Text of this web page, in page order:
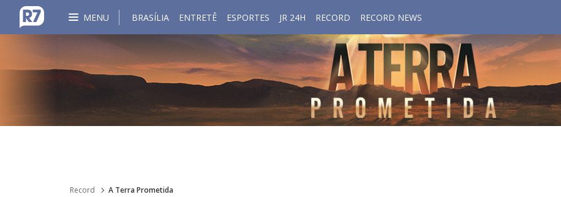
MENU BRASÍLIA ENTRETÊ ESPORTES JR 24H RECORD RECORD NEWS
Record A Terra Prometida